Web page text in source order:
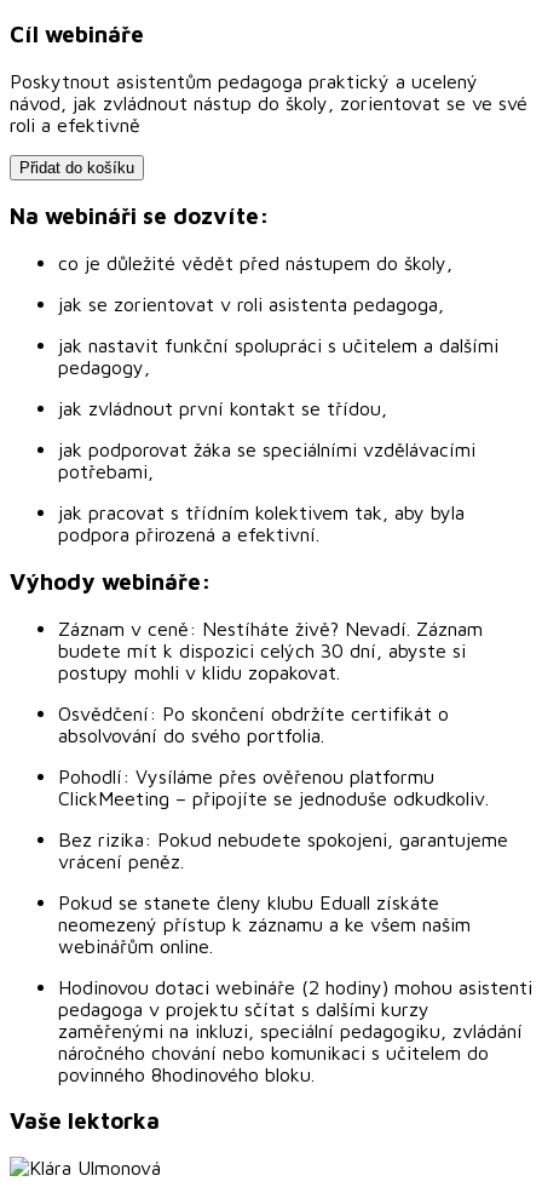
Cíl webináře
Poskytnout asistentům pedagoga praktický a ucelený
návod, jak zvládnout nástup do školy, zorientovat se ve své
roli a efektivně
Přidat do košíku
Na webináři se dozvíte:
co je důležité vědět před nástupem do školy,
jak se zorientovat v roli asistenta pedagoga,
jak nastavit funkční spolupráci s učitelem a dalšími
pedagogy,
jak zvládnout první kontakt se třídou,
jak podporovat žáka se speciálními vzdělávacími
potřebami,
jak pracovat s třídním kolektivem tak, aby byla
podpora přirozená a efektivní.
Výhody webináře:
Záznam v ceně: Nestíháte živě? Nevadí. Záznam
budete mít k dispozici celých 30 dní, abyste si
postupy mohli v klidu zopakovat.
Osvědčení: Po skončení obdržíte certifikát o
absolvování do svého portfolia.
Pohodlí: Vysíláme přes ověřenou platformu
ClickMeeting – připojíte se jednoduše odkudkoliv.
Bez rizika: Pokud nebudete spokojeni, garantujeme
vrácení peněz.
Pokud se stanete členy klubu Eduall získáte
neomezený přístup k záznamu a ke všem našim
webinářům online.
Hodinovou dotaci webináře (2 hodiny) mohou asistenti
pedagoga v projektu sčítat s dalšími kurzy
zaměřenými na inkluzi, speciální pedagogiku, zvládání
náročného chování nebo komunikaci s učitelem do
povinného 8hodinového bloku.
Vaše lektorka